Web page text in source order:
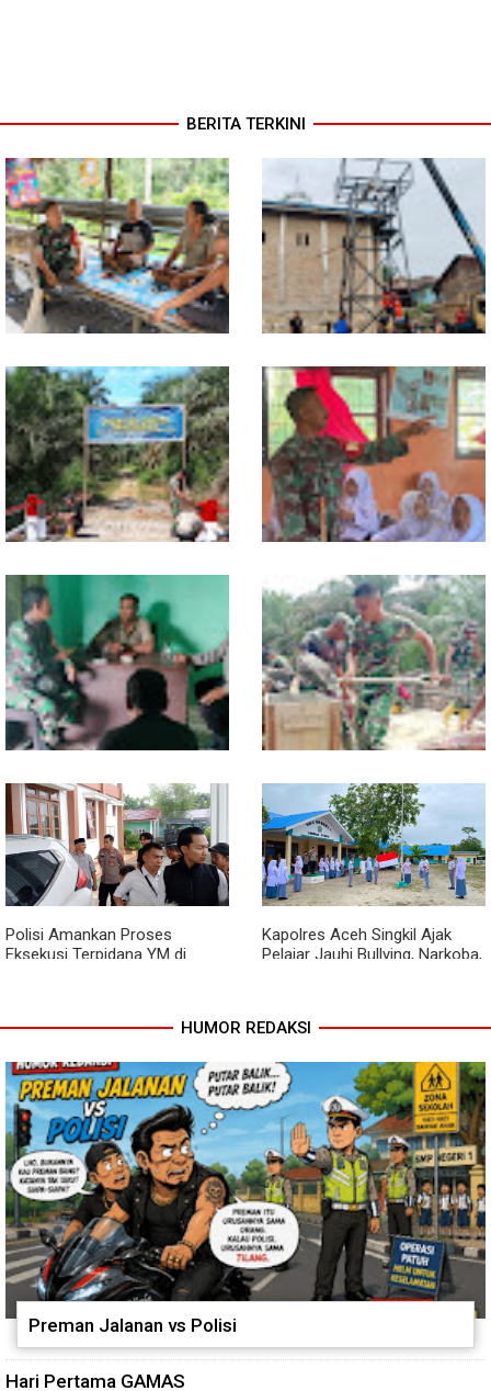
BERITA TERKINI
Lewat Komsos di Warung
Kopi, Babinsa Bangun Sinergi
dan Kekompakan Warga
Progres TNI AD Manunggal Air
Dikebut, Babinsa dan Warga
Dirikan Tower Polytank di
Belegen Mulia
Kodim 0118 Tancap Gas
Rampungkan Finishing
Jembatan Garuda
Melalui Wasbang, Babinsa
Bentuk Karakter dan Jiwa
Patriotisme Pelajar
Babinsa dan Bhabinkamtibmas
Ajak Warga Semarakkan HUT
RI ke-81 dengan Kibarkan
Merah Putih
Cuaca Tak Jadi Penghalang,
Pengecoran Kepala Jembatan
Garuda dan Pengacian Terus
Dikebut
Polisi Amankan Proses
Eksekusi Terpidana YM di
Kapolres Aceh Singkil Ajak
Pelajar Jauhi Bullying, Narkoba,
HUMOR REDAKSI
Preman Jalanan vs Polisi
Hari Pertama GAMAS